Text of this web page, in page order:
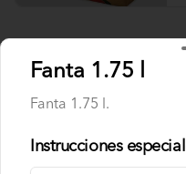
Fanta 1.75 l
Fanta 1.75 l.
Instrucciones